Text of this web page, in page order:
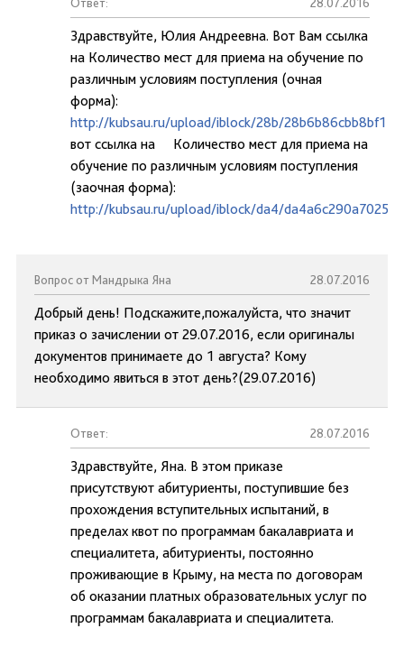
Здравствуйте, Юлия Андреевна. Вот Вам ссылка
на Количество мест для приема на обучение по
различным условиям поступления (очная
форма):
http://kubsau.ru/upload/iblock/28b/
вот ссылка на Количество мест для приема на
обучение по различным условиям поступления
(заочная форма):
http://kubsau.ru/upload/iblock/da4/
Вопрос от Мандрыка Яна 28.07.2016
Добрый день! Подскажите,пожалуйста, что значит
приказ о зачислении от 29.07.2016, если оригиналы
документов принимаете до 1 августа? Кому
необходимо явиться в этот день?(29.07.2016)
Ответ: 28.07.2016
Здравствуйте, Яна. В этом приказе
присутствуют абитуриенты, поступившие без
прохождения вступительных испытаний, в
пределах квот по программам бакалавриата и
специалитета, абитуриенты, постоянно
проживающие в Крыму, на места по договорам
об оказании платных образовательных услуг по
программам бакалавриата и специалитета.